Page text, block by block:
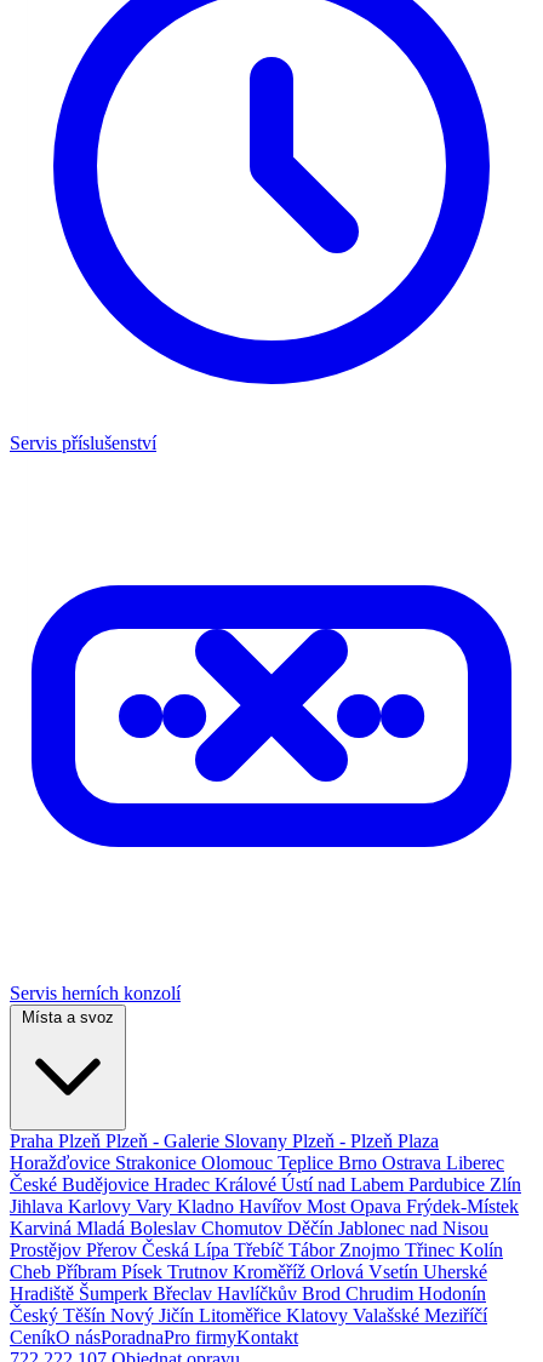
Servis příslušenství
Servis herních konzolí
Místa a svoz
Praha Plzeň Plzeň - Galerie Slovany Plzeň - Plzeň Plaza
Horažďovice Strakonice Olomouc Teplice Brno Ostrava Liberec
České Budějovice Hradec Králové Ústí nad Labem Pardubice Zlín
Jihlava Karlovy Vary Kladno Havířov Most Opava Frýdek-Místek
Karviná Mladá Boleslav Chomutov Děčín Jablonec nad Nisou
Prostějov Přerov Česká Lípa Třebíč Tábor Znojmo Třinec Kolín
Cheb Příbram Písek Trutnov Kroměříž Orlová Vsetín Uherské
Hradiště Šumperk Břeclav Havlíčkův Brod Chrudim Hodonín
Český Těšín Nový Jičín Litoměřice Klatovy Valašské Meziříčí
CeníkO násPoradnaPro firmyKontakt